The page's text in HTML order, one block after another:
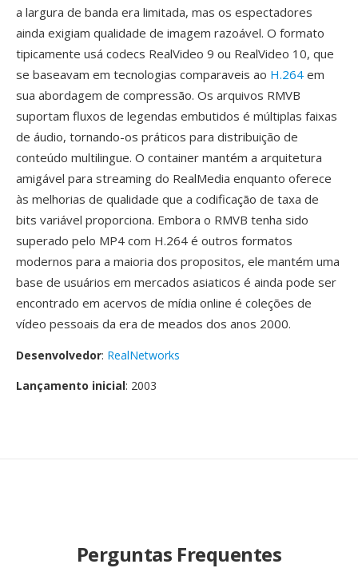
a largura de banda era limitada, mas os espectadores
ainda exigiam qualidade de imagem razoável. O formato
tipicamente usá codecs RealVideo 9 ou RealVideo 10, que
se baseavam em tecnologias comparaveis ao H.264 em
sua abordagem de compressão. Os arquivos RMVB
suportam fluxos de legendas embutidos é múltiplas faixas
de áudio, tornando-os práticos para distribuição de
conteúdo multilingue. O container mantém a arquitetura
amigável para streaming do RealMedia enquanto oferece
às melhorias de qualidade que a codificação de taxa de
bits variável proporciona. Embora o RMVB tenha sido
superado pelo MP4 com H.264 é outros formatos
modernos para a maioria dos propositos, ele mantém uma
base de usuários em mercados asiaticos é ainda pode ser
encontrado em acervos de mídia online é coleções de
vídeo pessoais da era de meados dos anos 2000.
Desenvolvedor: RealNetworks
Lançamento inicial: 2003
Perguntas Frequentes